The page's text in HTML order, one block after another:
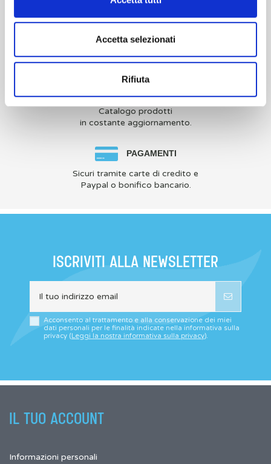
Accetta selezionati
Rifiuta
SPEDIZIONI
Veloci, sicure e tracciabili
con corriere espresso.
Catalogo prodotti
in costante aggiornamento.
PAGAMENTI
Sicuri tramite carte di credito e
Paypal o bonifico bancario.
ISCRIVITI ALLA NEWSLETTER
Acconsento al trattamento e alla conservazione dei miei
dati personali per le finalità indicate nella informativa sulla
privacy (Leggi la nostra informativa sulla privacy).
IL TUO ACCOUNT
Informazioni personali